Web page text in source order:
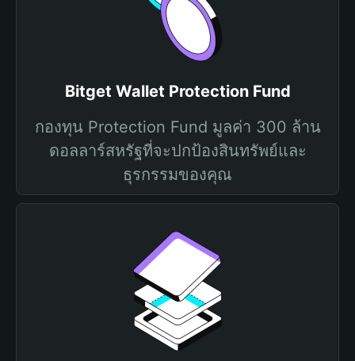
Bitget Wallet Protection Fund
กองทุน Protection Fund มูลค่า 300 ล้าน
ดอลลาร์สหรัฐที่จะปกป้องสินทรัพย์และ
ธุรกรรมของคุณ